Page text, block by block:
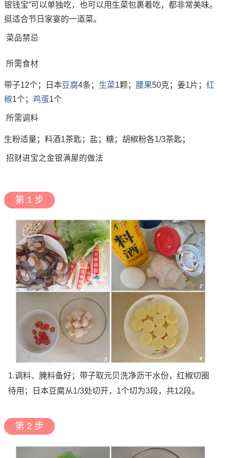
银钱宝”可以单独吃，也可以用生菜包裹着吃，都非常美味。
挺适合节日家宴的一道菜。
菜品禁忌
所需食材
带子12个；日本豆腐4条； 生菜1颗； 腰果50克；姜1片； 红
椒1个； 鸡蛋1个
所需调料
生粉适量；料酒1茶匙；盐；糖；胡椒粉各1/3茶匙；
招财进宝之金银满屋的做法
第 1 步
1.调料、腌料备好；带子取元贝洗净沥干水份，红椒切圈
待用；日本豆腐从1/3处切开，1个切为3段，共12段。
第 2 步